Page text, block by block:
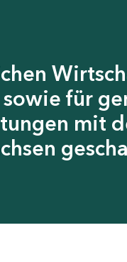
für
mit